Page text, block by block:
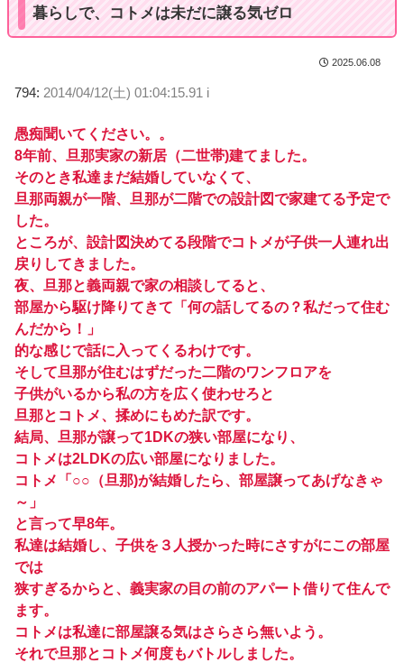
暮らしで、コトメは未だに譲る気ゼロ
2025.06.08
794: 2014/04/12(土) 01:04:15.91 i
愚痴聞いてください。。
8年前、旦那実家の新居（二世帯)建てました。
そのとき私達まだ結婚していなくて、
旦那両親が一階、旦那が二階での設計図で家建てる予定で
した。
ところが、設計図決めてる段階でコトメが子供一人連れ出
戻りしてきました。
夜、旦那と義両親で家の相談してると、
部屋から駆け降りてきて「何の話してるの？私だって住む
んだから！」
的な感じで話に入ってくるわけです。
そして旦那が住むはずだった二階のワンフロアを
子供がいるから私の方を広く使わせろと
旦那とコトメ、揉めにもめた訳です。
結局、旦那が譲って1DKの狭い部屋になり、
コトメは2LDKの広い部屋になりました。
コトメ「○○（旦那)が結婚したら、部屋譲ってあげなきゃ
～」
と言って早8年。
私達は結婚し、子供を３人授かった時にさすがにこの部屋
では
狭すぎるからと、義実家の目の前のアパート借りて住んで
ます。
コトメは私達に部屋譲る気はさらさら無いよう。
それで旦那とコトメ何度もバトルしました。